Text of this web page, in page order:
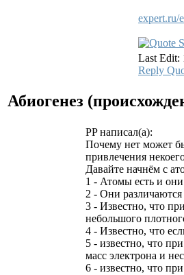
expert.ru/
Last Edit:
Reply
Абиогенез
PP написал(а):
Почему нет может
привлечения
Давайте начнём с
1 - Атомы есть и
2 - Они
3 - Известно, что
небольшого
4 - Известно, что
5 - известно, что
масс электрона и
6 - известно, что